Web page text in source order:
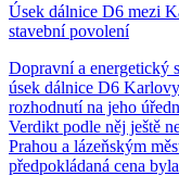
Úsek dálnice D6 mezi
stavební povolení
Dopravní a energetický
úsek dálnice D6
rozhodnutí na jeho
Verdikt podle něj ještě
Prahou a lázeňským
předpokládaná cena